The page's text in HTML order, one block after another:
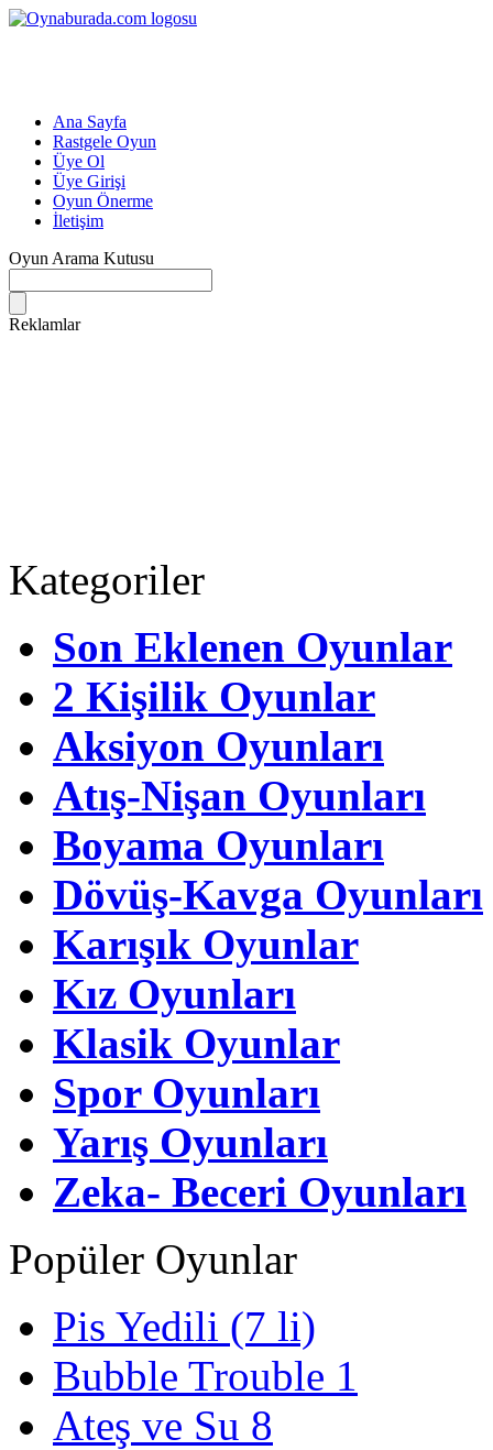
Ana Sayfa
Rastgele Oyun
Üye Ol
Üye Girişi
Oyun Önerme
İletişim
Oyun Arama Kutusu
Reklamlar
Kategoriler
Son Eklenen Oyunlar
2 Kişilik Oyunlar
Aksiyon Oyunları
Atış-Nişan Oyunları
Boyama Oyunları
Dövüş-Kavga Oyunları
Karışık Oyunlar
Kız Oyunları
Klasik Oyunlar
Spor Oyunları
Yarış Oyunları
Zeka- Beceri Oyunları
Popüler Oyunlar
Pis Yedili (7 li)
Bubble Trouble 1
Ateş ve Su 8